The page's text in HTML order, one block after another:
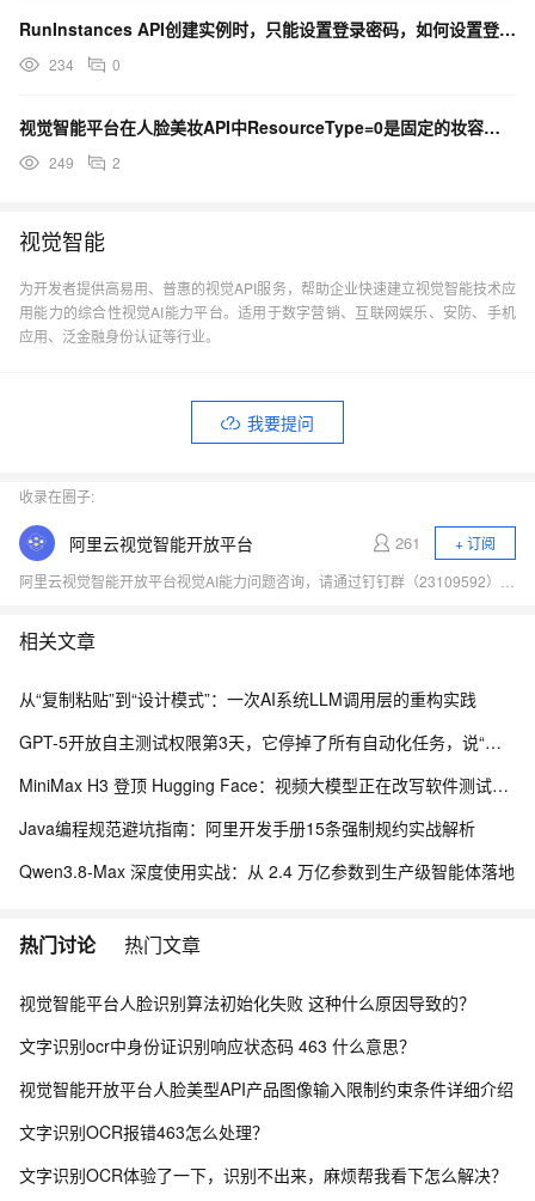
RunInstances API创建实例时，只能设置登录密码，如何设置登录账号呢？
234 0
视觉智能平台在人脸美妆API中ResourceType=0是固定的妆容吗？
249 2
视觉智能
为开发者提供高易用、普惠的视觉API服务，帮助企业快速建立视觉智能技术应
用能力的综合性视觉AI能力平台。适用于数字营销、互联网娱乐、安防、手机
应用、泛金融身份认证等行业。
我要提问
收录在圈子:
阿里云视觉智能开放平台 261
+ 订阅
相关文章
从“复制粘贴”到“设计模式”：​一次AI系统LLM调用层的重构实践
GPT-5开放自主测试权限第3天，它停掉了所有自动化任务，说“这些用例毫无意义”
MiniMax H3 登顶 Hugging Face：视频大模型正在改写软件测试的验收标准
Java编程规范避坑指南：阿里开发手册15条强制规约实战解析
Qwen3.8-Max 深度使用实战：从 2.4 万亿参数到生产级智能体落地
热门讨论 热门文章
视觉智能平台人脸识别算法初始化失败 这种什么原因导致的？
文字识别ocr中身份证识别响应状态码 463 什么意思？
视觉智能开放平台人脸美型API产品图像输入限制约束条件详细介绍
文字识别OCR报错463怎么处理？
文字识别OCR体验了一下，识别不出来，麻烦帮我看下怎么解决？